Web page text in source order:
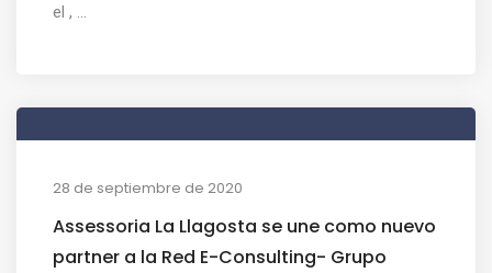
el , ...
28 de septiembre de 2020
Assessoria La Llagosta se une como nuevo
partner a la Red E-Consulting- Grupo